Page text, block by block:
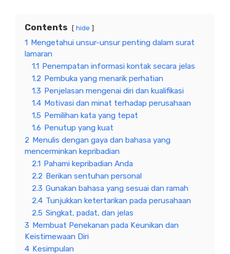
Contents hide
1 Mengetahui unsur-unsur penting dalam surat
lamaran
1.1 Penempatan informasi kontak secara jelas
1.2 Pembuka yang menarik perhatian
1.3 Penjelasan mengenai diri dan kualifikasi
1.4 Motivasi dan minat terhadap perusahaan
1.5 Pemilihan kata yang tepat
1.6 Penutup yang kuat
2 Menulis dengan gaya dan bahasa yang
mencerminkan kepribadian
2.1 Pahami kepribadian Anda
2.2 Berikan sentuhan personal
2.3 Gunakan bahasa yang sesuai dan ramah
2.4 Tunjukkan ketertarikan pada perusahaan
2.5 Singkat, padat, dan jelas
3 Membuat Penekanan pada Keunikan dan
Keistimewaan Diri
4 Kesimpulan